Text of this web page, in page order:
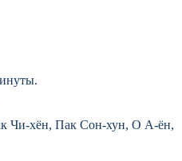
Чи-хён, Пак Сон-хун, О А‑ён,